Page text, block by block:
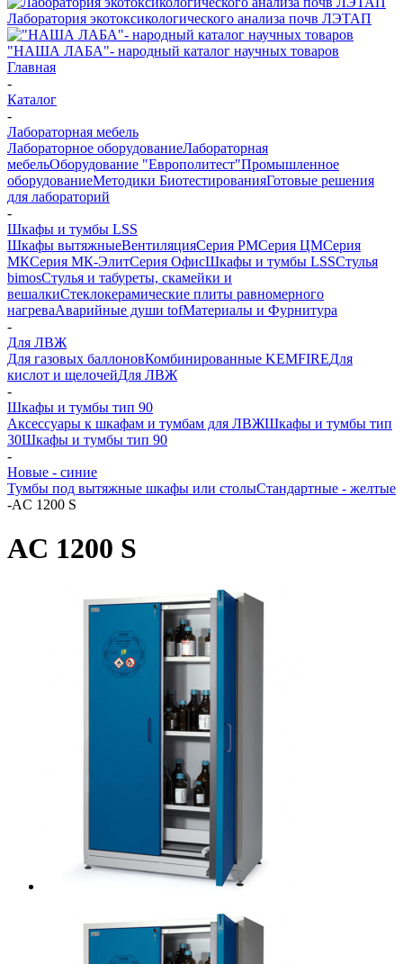
Лаборатория экотоксикологического анализа почв ЛЭТАП
"НАША ЛАБА"- народный каталог научных товаров
Главная
-
Каталог
-
Лабораторная мебель
Лабораторное оборудованиеЛабораторная
мебельОборудование "Европолитест"Промышленное
оборудованиеМетодики БиотестированияГотовые решения
для лабораторий
-
Шкафы и тумбы LSS
Шкафы вытяжныеВентиляцияСерия РМСерия ЦМСерия
МКСерия МК-ЭлитСерия ОфисШкафы и тумбы LSSСтулья
bimosСтулья и табуреты, скамейки и
вешалкиСтеклокерамические плиты равномерного
нагреваАварийные души tofМатериалы и Фурнитура
-
Для ЛВЖ
Для газовых баллоновКомбинированные KEMFIREДля
кислот и щелочейДля ЛВЖ
-
Шкафы и тумбы тип 90
Аксессуары к шкафам и тумбам для ЛВЖШкафы и тумбы тип
30Шкафы и тумбы тип 90
-
Новые - синие
Тумбы под вытяжные шкафы или столыСтандартные - желтые
-AC 1200 S
AC 1200 S